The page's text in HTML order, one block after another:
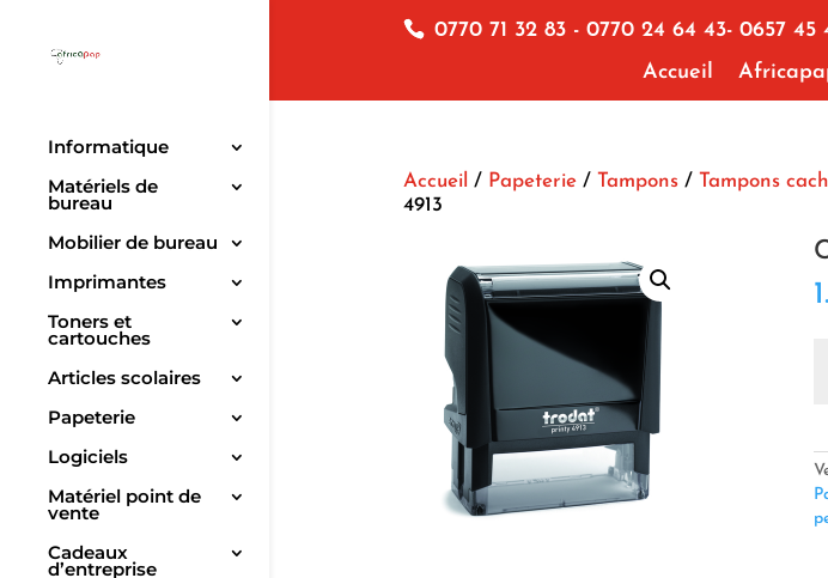
0770 71 32 83 - 0770 24 64 43- 0657 45
Accueil
Informatique
Matériels de
bureau
Mobilier de bureau
Imprimantes
Toners et
cartouches
Articles scolaires
Papeterie
Logiciels
Matériel point de
vente
Cadeaux
d’entreprise
Accueil / Papeterie/ Tampons/ Tampons
4913